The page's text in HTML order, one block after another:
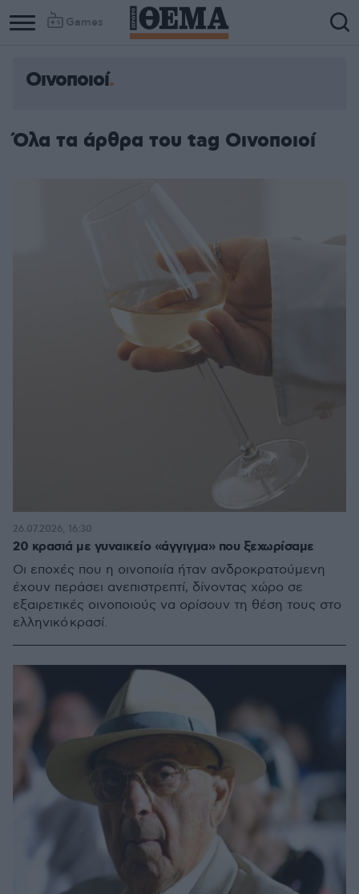
Games
Οινοποιοί
Όλα τα άρθρα του tag Οινοποιοί
20 κρασιά με γυναικείο «άγγιγμα» που ξεχωρίσαμε
Οι εποχές που η οινοποιία ήταν ανδροκρατούμενη
έχουν περάσει ανεπιστρεπτί, δίνοντας χώρο σε
εξαιρετικές οινοποιούς να ορίσουν τη θέση τους στο
ελληνικό κρασί.
26.07.2026, 16:30